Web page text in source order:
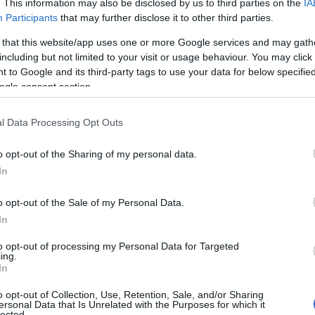
This information may also be disclosed by us to third parties on the
Participants that may further disclose it to other third parties.
that this website/app uses one or more Google services and may
but not limited to your visit or usage behaviour. You may
to Google and its third-party tags to use your data for below
consent section.
Data Processing Opt Outs
opt-out of the Sharing of my personal data.
opt-out of the Sale of my Personal Data.
opt-out of processing my Personal Data for Targeted
opt-out of Collection, Use, Retention, Sale, and/or Sharing
Data that Is Unrelated with the Purposes for which it
az eset azt mutatja, hogy az INA irányítási
leosztásával az igazgatóság tagjai
úgy vélte: ez nem mentesíti őket a
a Mol Nyrt.-vel, hogy elindítsák a változásokat az
bűnözés elleni horvát ügyészség
indított akcióban szombaton öt embert
kapcsolatos visszaélések miatt,
az INA földgázkereskedelmi ágazatának